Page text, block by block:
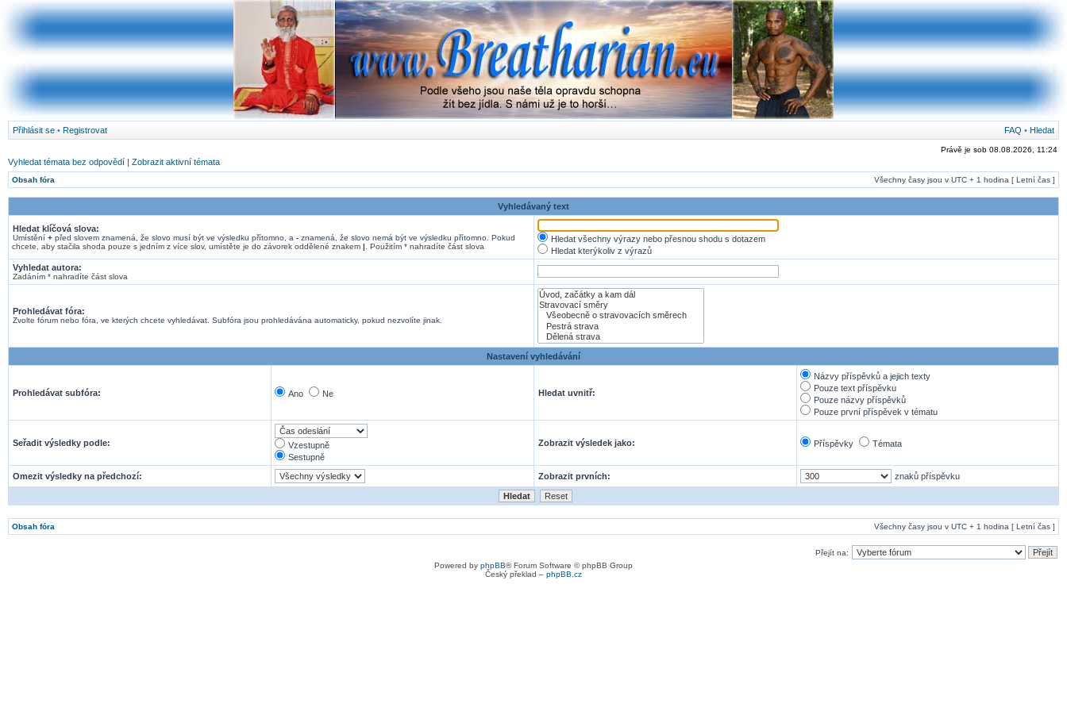
Přihlásit se • Registrovat FAQ • Hledat
Právě je sob 08.08.2026, 11:24
Vyhledat témata bez odpovědí | Zobrazit aktivní témata
Obsah fóra Všechny časy jsou v UTC + 1 hodina [ Letní čas ]
Vyhledávaný text
Hledat klíčová slova:
Umístění + před slovem znamená, že slovo musí být ve výsledku přítomno, a - znamená, že slovo nemá být ve výsledku přítomno. Pokud
chcete, aby stačila shoda pouze s jedním z více slov, umístěte je do závorek oddělené znakem | . Použitím * nahradíte část slova
Hledat všechny výrazy nebo přesnou shodu s dotazem
Hledat kterýkoliv z výrazů
Vyhledat autora:
Zadáním * nahradíte část slova
Prohledávat fóra:
Zvolte fórum nebo fóra, ve kterých chcete vyhledávat. Subfóra jsou prohledávána automaticky, pokud nezvolíte jinak.
Nastavení vyhledávání
Prohledávat subfóra: Ano Ne Hledat uvnitř:
Názvy příspěvků a jejich texty
Pouze text příspěvku
Pouze názvy příspěvků
Pouze první příspěvek v tématu
Seřadit výsledky podle:
Vzestupně
Sestupně
Zobrazit výsledek jako: Příspěvky Témata
Omezit výsledky na předchozí: Zobrazit prvních: znaků příspěvku
Obsah fóra Všechny časy jsou v UTC + 1 hodina [ Letní čas ]
Přejít na:
Powered by phpBB® Forum Software © phpBB Group
Český překlad – phpBB.cz